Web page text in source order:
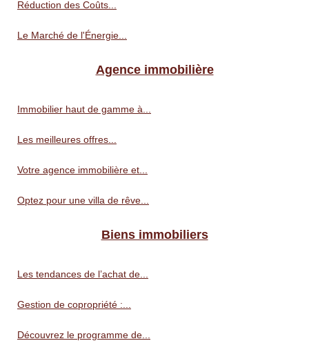
Réduction des Coûts...
Le Marché de l'Énergie...
Agence immobilière
Immobilier haut de gamme à...
Les meilleures offres...
Votre agence immobilière et...
Optez pour une villa de rêve...
Biens immobiliers
Les tendances de l’achat de...
Gestion de copropriété :...
Découvrez le programme de...